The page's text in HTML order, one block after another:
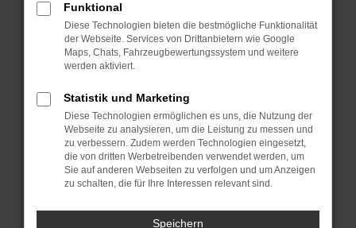
Starte dein Gerät neu.
Das kann manchmal helfen, vorübergehende
Probleme zu beheben.
Betriebssystem auf dem neuesten Stand
sind.
Veraltete Software birgt nicht nur ein
Sicherheitsrisiko, sondern kann auch dazu
führen, dass bestimmte Funktionen nicht mehr
unterstützt werden.
Wende dich an den Webseitenbetreiber.
Funktional
Diese Technologien bieten die bestmögliche Funktionalität
der Webseite. Services von Drittanbietern wie Google
Maps, Chats, Fahrzeugbewertungssystem und weitere
werden aktiviert.
Statistik und Marketing
Diese Technologien ermöglichen es uns, die Nutzung der
Webseite zu analysieren, um die Leistung zu messen und
zu verbessern. Zudem werden Technologien eingesetzt,
die von dritten Werbetreibenden verwendet werden, um
Sie auf anderen Webseiten zu verfolgen und um Anzeigen
zu schalten, die für Ihre Interessen relevant sind.
Speichern